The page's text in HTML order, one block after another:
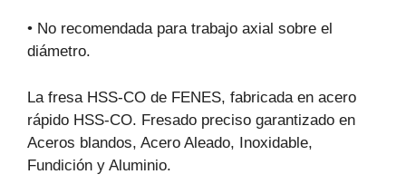
• No recomendada para trabajo axial sobre el
diámetro.
La fresa HSS-CO de FENES, fabricada en acero
rápido HSS-CO. Fresado preciso garantizado en
Aceros blandos, Acero Aleado, Inoxidable,
Fundición y Aluminio.